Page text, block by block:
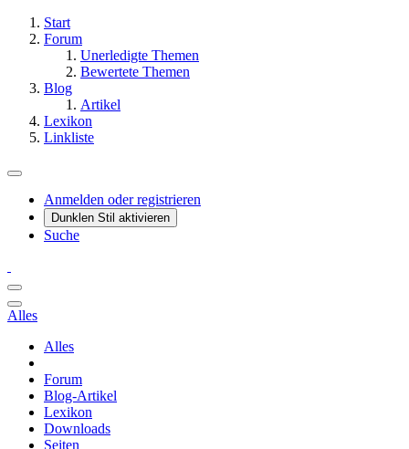
Start
Forum
Unerledigte Themen
Bewertete Themen
Blog
Artikel
Lexikon
Linkliste
Anmelden oder registrieren
Dunklen Stil aktivieren
Suche
Alles
Alles
Forum
Blog-Artikel
Lexikon
Downloads
Seiten